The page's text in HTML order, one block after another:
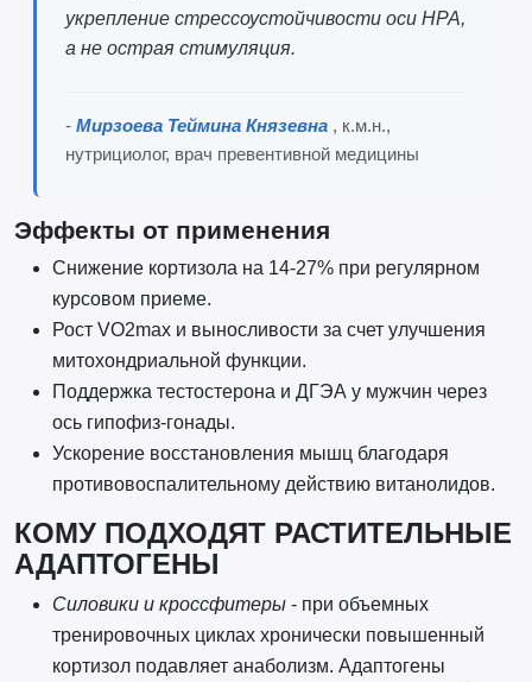
укрепление стрессоустойчивости оси HPA,
а не острая стимуляция.
- Мирзоева Теймина Князевна , к.м.н.,
нутрициолог, врач превентивной медицины
Эффекты от применения
Снижение кортизола на 14-27% при регулярном
курсовом приеме.
Рост VO2max и выносливости за счет улучшения
митохондриальной функции.
Поддержка тестостерона и ДГЭА у мужчин через
ось гипофиз-гонады.
Ускорение восстановления мышц благодаря
противовоспалительному действию витанолидов.
КОМУ ПОДХОДЯТ РАСТИТЕЛЬНЫЕ
АДАПТОГЕНЫ
Силовики и кроссфитеры- при объемных
тренировочных циклах хронически повышенный
кортизол подавляет анаболизм. Адаптогены